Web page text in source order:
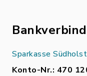
Sparkasse
Konto-Nr.: 470